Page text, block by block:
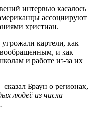
интервью касалось
ассоциируют
христиан.
угрожали картели, как
и как
и работе из-за их
Браун о регионах,
людей из числа